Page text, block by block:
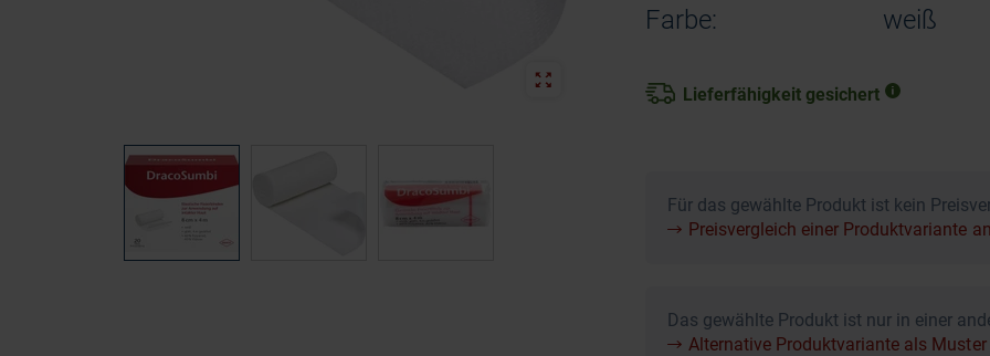
Farbe:
weiß
Lieferfähigkeit gesichert
Für das gewählte Produkt ist kein
Preisvergleich einer Produktvariante
Das gewählte Produkt ist nur in einer
Alternative Produktvariante als Muster